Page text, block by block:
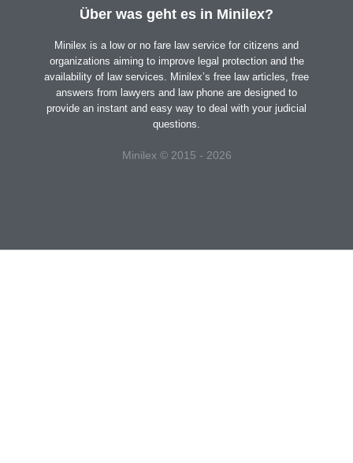
Über was geht es in Minilex?
Minilex is a low or no fare law service for citizens and
organizations aiming to improve legal protection and the
availability of law services. Minilex’s free law articles, free
answers from lawyers and law phone are designed to
provide an instant and easy way to deal with your judicial
questions.
Minilex © 2015 - 2026